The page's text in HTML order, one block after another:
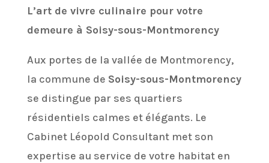
L’art de vivre culinaire pour votre
demeure à Soisy-sous-Montmorency
Aux portes de la vallée de Montmorency,
la commune de Soisy-sous-Montmorency
se distingue par ses quartiers
résidentiels calmes et élégants. Le
Cabinet Léopold Consultant met son
expertise au service de votre habitat en